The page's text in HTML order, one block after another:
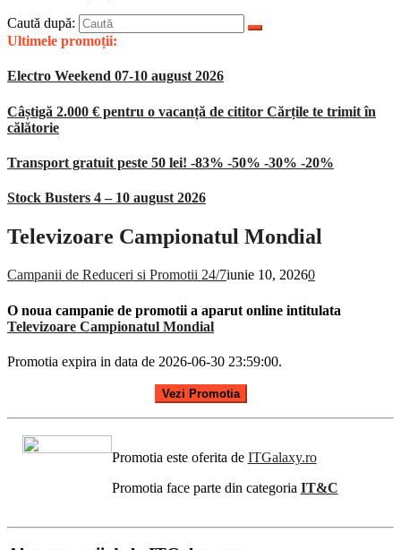
Caută după:
Ultimele promoții:
Electro Weekend 07-10 august 2026
Câștigă 2.000 € pentru o vacanță de cititor Cărțile te trimit în
călătorie
Transport gratuit peste 50 lei! -83% -50% -30% -20%
Stock Busters 4 – 10 august 2026
Televizoare Campionatul Mondial
Campanii de Reduceri si Promotii 24/7iunie 10, 20260
O noua campanie de promotii a aparut online intitulata
Televizoare Campionatul Mondial
Promotia expira in data de 2026-06-30 23:59:00.
Vezi Promotia
Promotia este oferita de ITGalaxy.ro
Promotia face parte din categoria IT&C